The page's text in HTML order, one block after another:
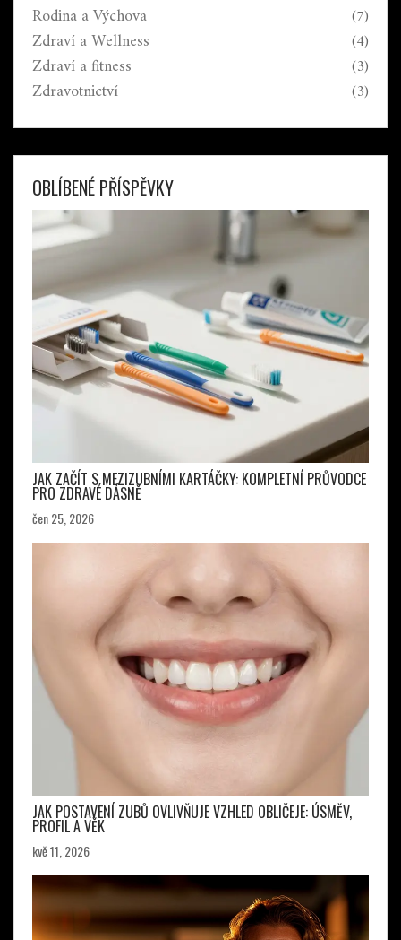
Rodina a Výchova (7)
Zdraví a Wellness (4)
Zdraví a fitness (3)
Zdravotnictví (3)
OBLÍBENÉ PŘÍSPĚVKY
JAK ZAČÍT S MEZIZUBNÍMI KARTÁČKY: KOMPLETNÍ PRŮVODCE
PRO ZDRAVÉ DÁSNĚ
čen 25, 2026
JAK POSTAVENÍ ZUBŮ OVLIVŇUJE VZHLED OBLIČEJE: ÚSMĚV,
PROFIL A VĚK
kvě 11, 2026